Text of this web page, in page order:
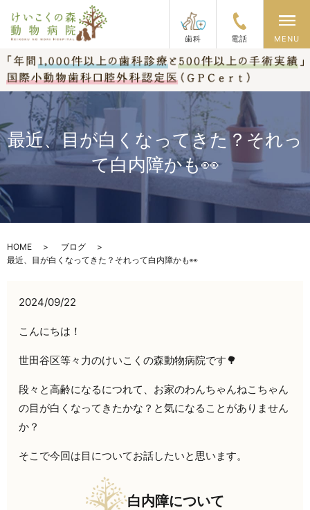
歯科 電話
メ
MENU
最近、目が白くなってきた？それっ
て白内障かも👀
HOME
ブログ
最近、目が白くなってきた？それって白内障かも👀
2024/09/22
こんにちは！
世田谷区等々力のけいこくの森動物病院です🌳
段々と高齢になるにつれて、お家のわんちゃんねこちゃん
の目が白くなってきたかな？と気になることがありません
か？
そこで今回は目についてお話したいと思います。
白内障について